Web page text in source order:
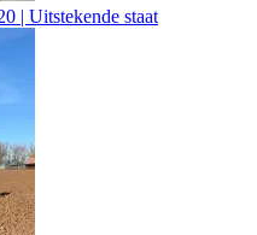
| Uitstekende staat